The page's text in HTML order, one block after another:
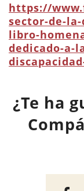
https://
sector-de-
libro-
dedicado-a-
¿Te ha